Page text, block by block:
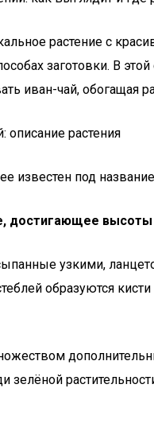
растение с
заготовки. В
иван-чай, обогащая
описание растения
известен под
достигающее
узкими,
образуются
зелёной